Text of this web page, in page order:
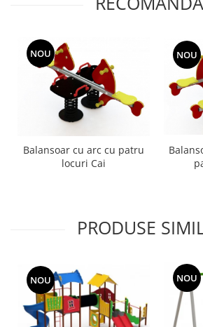
Foisoare si pergole
Banci
NOU
Balansoar cu arc cu patru
locuri Cai
NOU
PRODUSE
NOU NOU